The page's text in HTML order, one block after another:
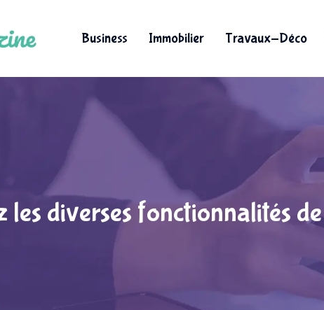
Business Immobilier Travaux-Déco
les diverses fonctionnalités